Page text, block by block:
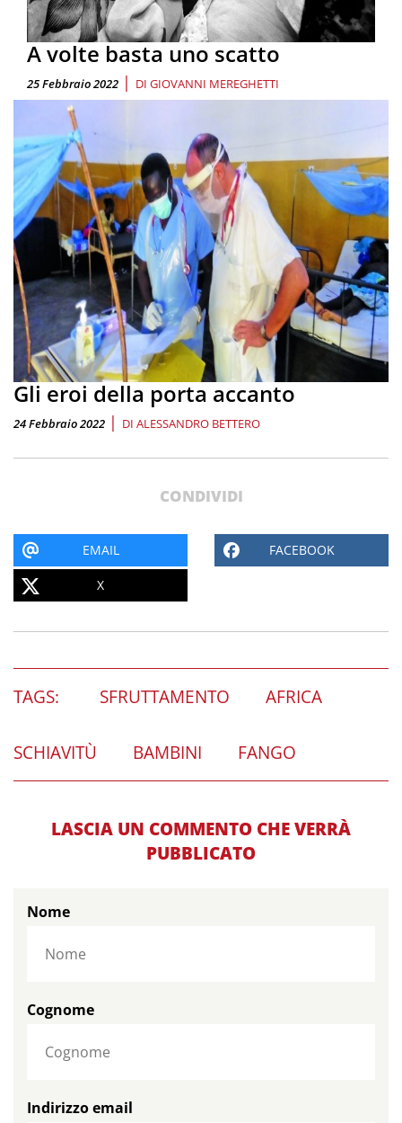
A volte basta uno scatto
25 Febbraio 2022 | DI GIOVANNI MEREGHETTI
Gli eroi della porta accanto
24 Febbraio 2022 | DI ALESSANDRO BETTERO
CONDIVIDI
EMAIL FACEBOOK
X
TAGS: SFRUTTAMENTO AFRICA
SCHIAVITÙ BAMBINI FANGO
LASCIA UN COMMENTO CHE VERRÀ
PUBBLICATO
Nome
Cognome
Indirizzo email